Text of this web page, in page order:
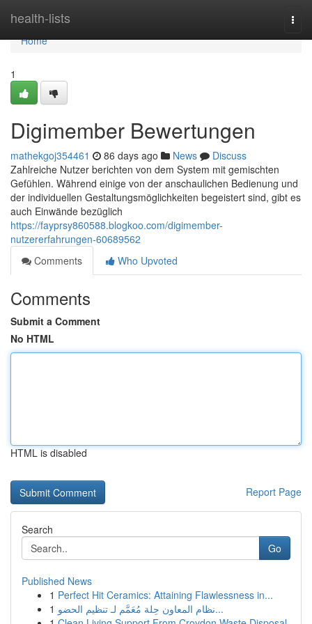
health-lists
Home
Home
1
Digimember Bewertungen
mathekgoj354461 86 days ago News
Discuss
Zahlreiche Nutzer berichten von dem System mit gemischten
Gefühlen. Während einige von der anschaulichen Bedienung und
der individuellen Gestaltungsmöglichkeiten begeistert sind, gibt es
auch Einwände bezüglich
https://fayprsy860588.blogkoo.com/digimember-
nutzererfahrungen-60689562
Comments
Who Upvoted
Comments
Submit a Comment
No HTML
HTML is disabled
Report Page
Search
Go
Published News
1 Perfect Hit Ceramics: Attaining Flawlessness in...
1
نظام المعاون حِلة مُعَمَّم لـ تنظيم الحضو...